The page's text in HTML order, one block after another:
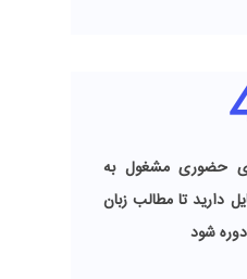
حضوری مشغول به
دارید تا مطالب زبان
شود